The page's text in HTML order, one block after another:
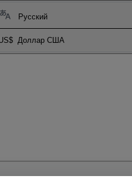
Русский
Доллар США